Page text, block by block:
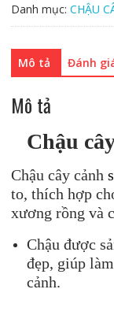
số
Danh mục: CHẬU
Mô tả Đánh
Mô tả
Chậu
Chậu cây cảnh
to, thích hợp
xương rồng và
Chậu được
đẹp, giúp
cảnh.